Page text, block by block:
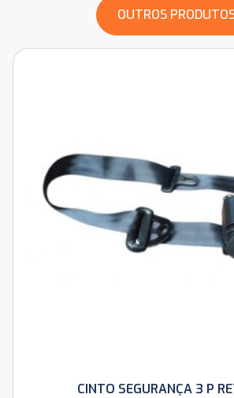
OUTROS
CINTO SEGURANÇA 3 P